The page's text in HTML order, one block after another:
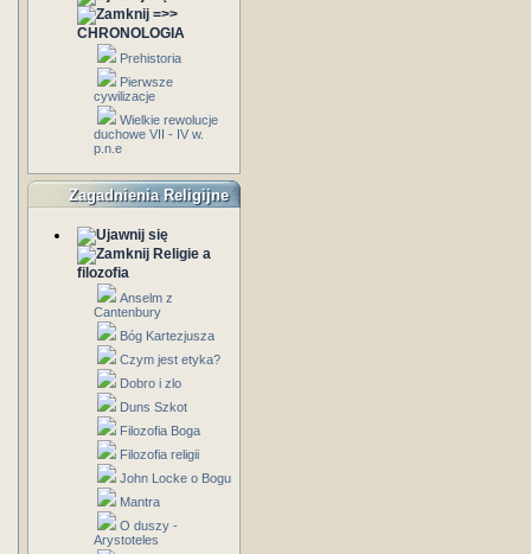
=>>
CHRONOLOGIA
Prehistoria
Pierwsze
cywilizacje
Wielkie rewolucje
duchowe VII - IV w.
p.n.e
Zagadnienia Religijne
Religie a
filozofia
Anselm z
Cantenbury
Bóg Kartezjusza
Czym jest etyka?
Dobro i zlo
Duns Szkot
Filozofia Boga
Filozofia religii
John Locke o Bogu
Mantra
O duszy -
Arystoteles